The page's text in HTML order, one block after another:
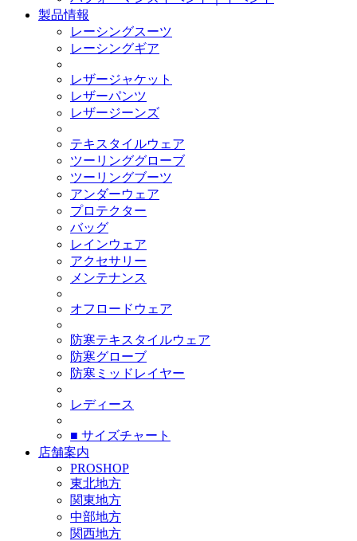
製品情報
レーシングスーツ
レーシングギア
レザージャケット
レザーパンツ
レザージーンズ
テキスタイルウェア
ツーリンググローブ
ツーリングブーツ
アンダーウェア
プロテクター
バッグ
レインウェア
アクセサリー
メンテナンス
オフロードウェア
防寒テキスタイルウェア
防寒グローブ
防寒ミッドレイヤー
レディース
■ サイズチャート
店舗案内
PROSHOP
東北地方
関東地方
中部地方
関西地方